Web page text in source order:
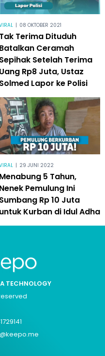
| 08 OKTOBER 2021
Tak Terima Dituduh
Batalkan Ceramah
Sepihak Setelah Terima
Uang Rp8 Juta, Ustaz
Solmed Lapor ke Polisi
| 29 JUNI 2022
Menabung 5 Tahun,
Nenek Pemulung Ini
Sumbang Rp 10 Juta
untuk Kurban di Idul Adha
TECHNOLOGY